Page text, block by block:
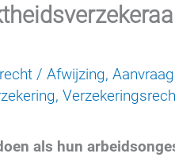
/ Afwijzing,
,
als hun